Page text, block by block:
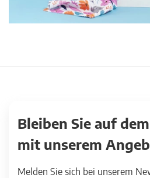
Bleiben Sie auf
mit unserem
Melden Sie sich bei unserem